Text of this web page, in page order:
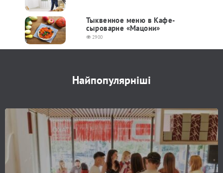
Тыквенное меню в Кафе-
сыроварне «Мацони»
2900
Найпопулярніші